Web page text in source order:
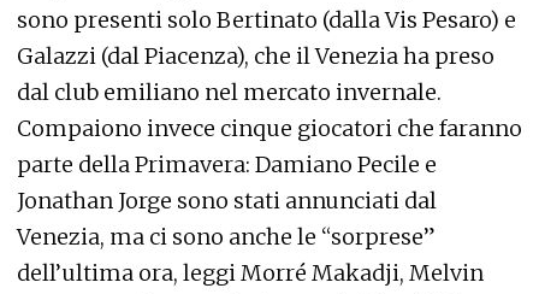
sono presenti solo Bertinato (dalla Vis Pesaro) e
Galazzi (dal Piacenza), che il Venezia ha preso
dal club emiliano nel mercato invernale.
Compaiono invece cinque giocatori che faranno
parte della Primavera: Damiano Pecile e
Jonathan Jorge sono stati annunciati dal
Venezia, ma ci sono anche le “sorprese”
dell’ultima ora, leggi Morré Makadji, Melvin